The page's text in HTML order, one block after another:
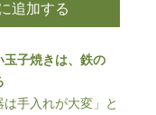
追加する
玉子焼きは、鉄の
は手入れが大変」と